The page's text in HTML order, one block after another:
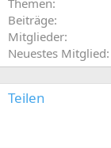
Themen
Beiträge
Mitglieder
Neuestes Mitglied
Teilen